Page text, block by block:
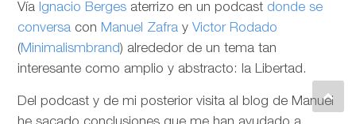
Vía Ignacio Berges aterrizo en un podcast donde se
conversa con Manuel Zafra y Victor Rodado
(Minimalismbrand) alrededor de un tema tan
interesante como amplio y abstracto: la Libertad.
Del podcast y de mi posterior visita al blog de Manuel